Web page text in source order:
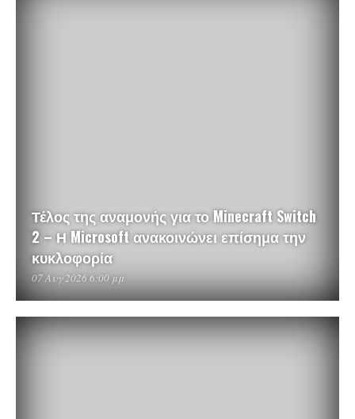
Τέλος της αναμονής για το Minecraft Switch
2 – Η Microsoft ανακοινώνει επίσημα την
κυκλοφορία
07 Αυγ 2026 6:00 μμ